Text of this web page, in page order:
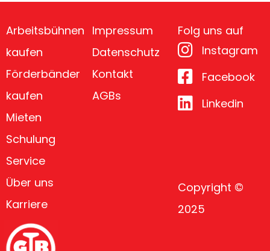
Arbeitsbühnen
kaufen
Förderbänder
kaufen
Mieten
Schulung
Service
Über uns
Karriere
Impressum
Datenschutz
Kontakt
AGBs
Folg uns auf
Instagram
Facebook
Linkedin
Copyright ©
2025